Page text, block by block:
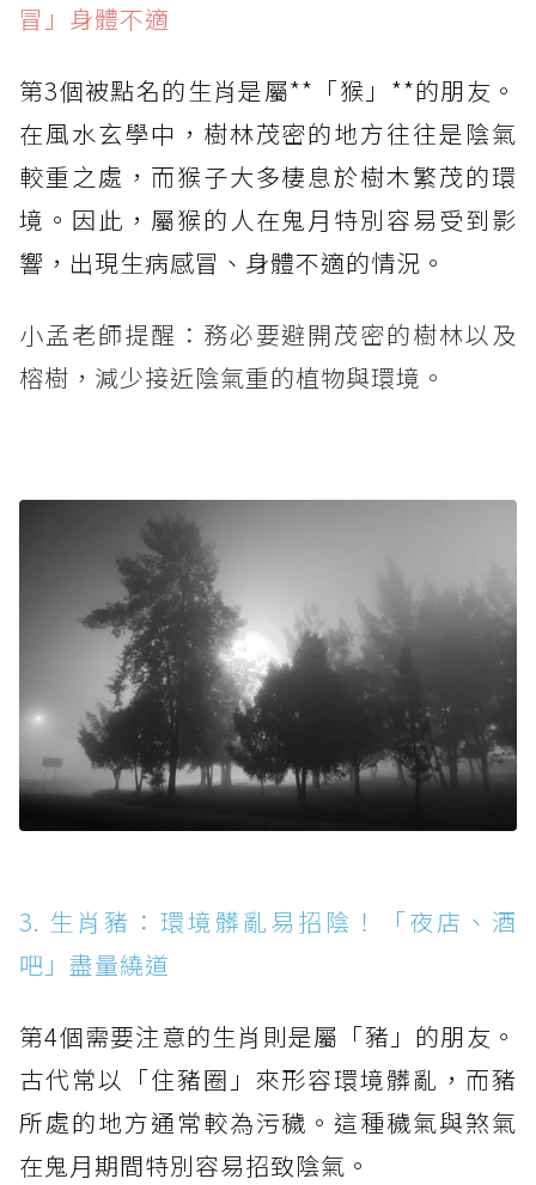
冒」身體不適
第3個被點名的生肖是屬**「猴」**的朋友。
在風水玄學中，樹林茂密的地方往往是陰氣
較重之處，而猴子大多棲息於樹木繁茂的環
境。因此，屬猴的人在鬼月特別容易受到影
響，出現生病感冒、身體不適的情況。
小孟老師提醒：務必要避開茂密的樹林以及
榕樹，減少接近陰氣重的植物與環境。
3. 生肖豬：環境髒亂易招陰！「夜店、酒
吧」盡量繞道
第4個需要注意的生肖則是屬「豬」的朋友。
古代常以「住豬圈」來形容環境髒亂，而豬
所處的地方通常較為污穢。這種穢氣與煞氣
在鬼月期間特別容易招致陰氣。